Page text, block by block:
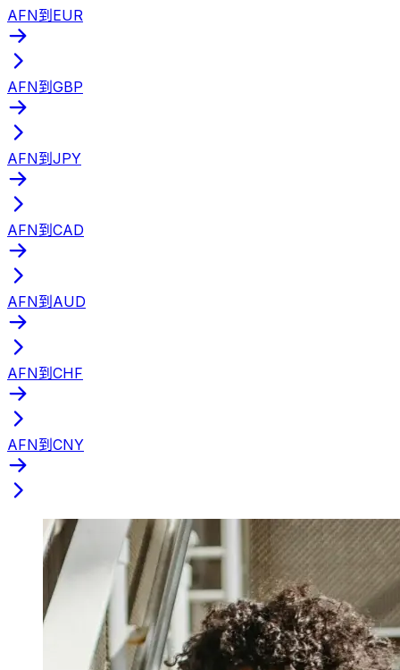
AFN到EUR
AFN到GBP
AFN到JPY
AFN到CAD
AFN到AUD
AFN到CHF
AFN到CNY